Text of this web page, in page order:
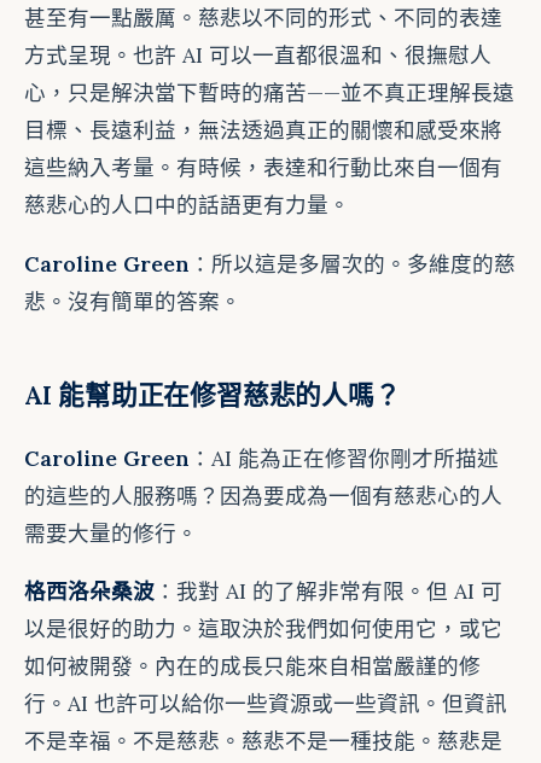
甚至有一點嚴厲。慈悲以不同的形式、不同的表達
方式呈現。也許 AI 可以一直都很溫和、很撫慰人
心，只是解決當下暫時的痛苦——並不真正理解長遠
目標、長遠利益，無法透過真正的關懷和感受來將
這些納入考量。有時候，表達和行動比來自一個有
慈悲心的人口中的話語更有力量。
Caroline Green ：所以這是多層次的。多維度的慈
悲。沒有簡單的答案。
AI 能幫助正在修習慈悲的人嗎？
Caroline Green ：AI 能為正在修習你剛才所描述
的這些的人服務嗎？因為要成為一個有慈悲心的人
需要大量的修行。
格西洛朵桑波 ：我對 AI 的了解非常有限。但 AI 可
以是很好的助力。這取決於我們如何使用它，或它
如何被開發。內在的成長只能來自相當嚴謹的修
行。AI 也許可以給你一些資源或一些資訊。但資訊
不是幸福。不是慈悲。慈悲不是一種技能。慈悲是